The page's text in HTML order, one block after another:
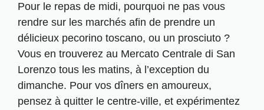
Pour le repas de midi, pourquoi ne pas vous
rendre sur les marchés afin de prendre un
délicieux pecorino toscano, ou un prosciuto ?
Vous en trouverez au Mercato Centrale di San
Lorenzo tous les matins, à l’exception du
dimanche. Pour vos dîners en amoureux,
pensez à quitter le centre-ville, et expérimentez